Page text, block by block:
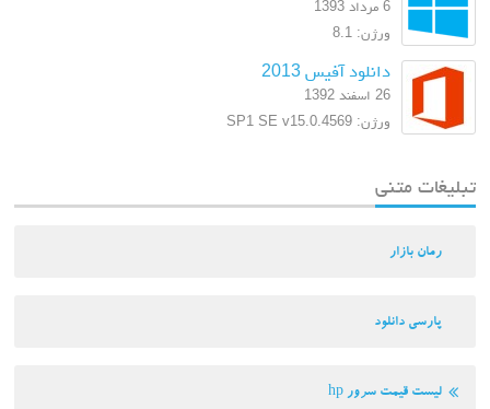
6 مرداد 1393
ورژن: 8.1
دانلود آفیس 2013
26 اسفند 1392
ورژن: SP1 SE v15.0.4569
تبلیغات متنی
رمان بازار
پارسی دانلود
لیست قیمت سرور hp